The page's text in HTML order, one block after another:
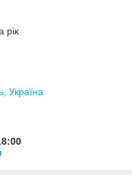
рік
Україна